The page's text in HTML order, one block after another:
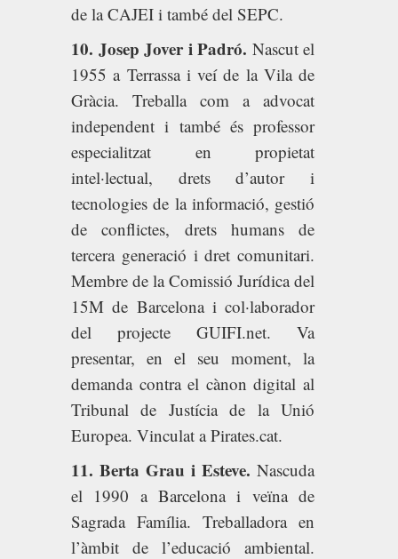
de la CAJEI i també del SEPC.
10. Josep Jover i Padró. Nascut el
1955 a Terrassa i veí de la Vila de
Gràcia. Treballa com a advocat
independent i també és professor
especialitzat en propietat
intel·lectual, drets d’autor i
tecnologies de la informació, gestió
de conflictes, drets humans de
tercera generació i dret comunitari.
Membre de la Comissió Jurídica del
15M de Barcelona i col·laborador
del projecte GUIFI.net. Va
presentar, en el seu moment, la
demanda contra el cànon digital al
Tribunal de Justícia de la Unió
Europea. Vinculat a Pirates.cat.
11. Berta Grau i Esteve. Nascuda
el 1990 a Barcelona i veïna de
Sagrada Família. Treballadora en
l’àmbit de l’educació ambiental.